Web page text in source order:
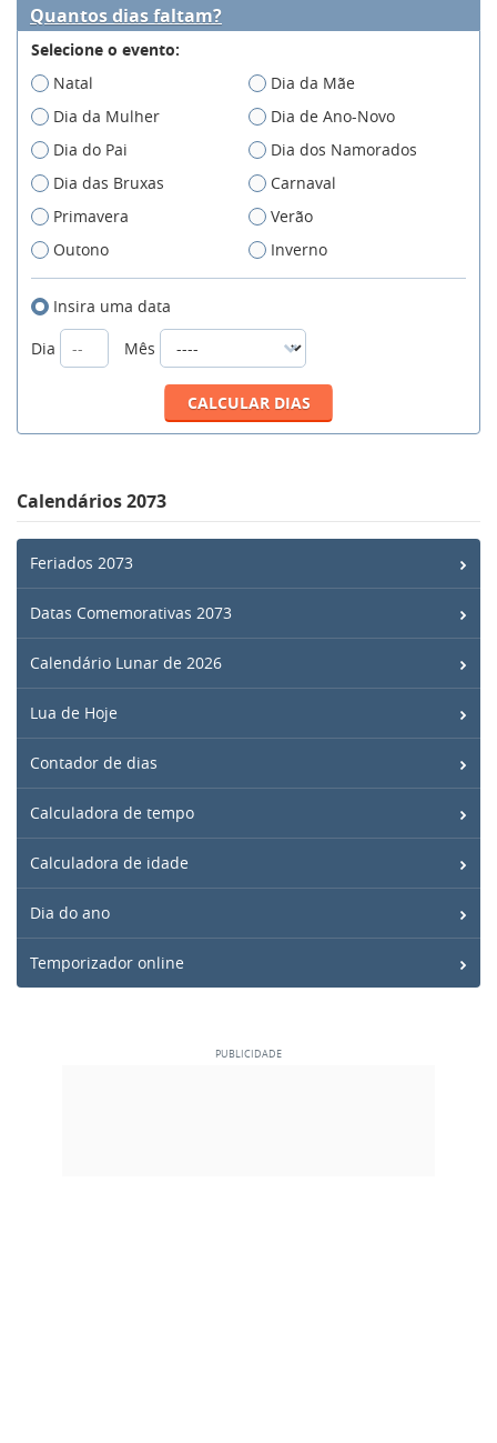
Quantos dias faltam?
Selecione o evento:
Natal
Dia da Mãe
Dia da Mulher
Dia de Ano-Novo
Dia do Pai
Dia dos Namorados
Dia das Bruxas
Carnaval
Primavera
Verão
Outono
Inverno
Insira uma data
Dia
Mês
Calendários 2073
Feriados 2073
Datas Comemorativas 2073
Calendário Lunar de 2026
Lua de Hoje
Contador de dias
Calculadora de tempo
Calculadora de idade
Dia do ano
Temporizador online